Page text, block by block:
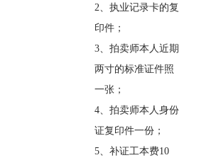
2 、执业记录卡的复
印件；
3 、拍卖师本人近期
两寸的标准证件照
一张；
4 、拍卖师本人身份
证复印件一份；
5 、补证工本费10